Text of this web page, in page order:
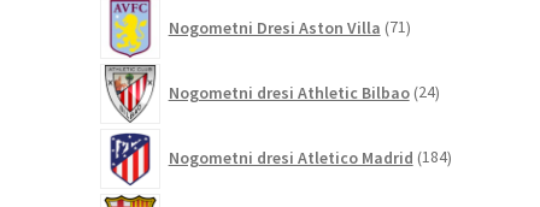
Nogometni Dresi Aston Villa 71izdelkov
Nogometni dresi Athletic Bilbao 24izdelkov
Nogometni dresi Atletico Madrid 184izdelkov